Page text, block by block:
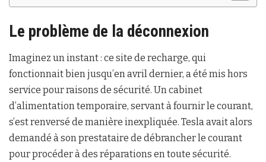
Le problème de la déconnexion
Imaginez un instant : ce site de recharge, qui
fonctionnait bien jusqu’en avril dernier, a été mis hors
service pour raisons de sécurité. Un cabinet
d’alimentation temporaire, servant à fournir le courant,
s’est renversé de manière inexpliquée. Tesla avait alors
demandé à son prestataire de débrancher le courant
pour procéder à des réparations en toute sécurité.